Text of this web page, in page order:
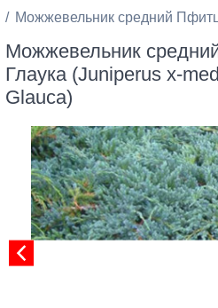
Можжевельник средний
Можжевельник
Глаука (Juniperus x-
Glauca)